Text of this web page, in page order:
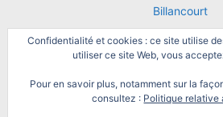
Billancourt
Confidentialité et cookies : ce site utilise
utiliser ce site Web, vous
Pour en savoir plus, notamment sur la
consultez : Politique relative